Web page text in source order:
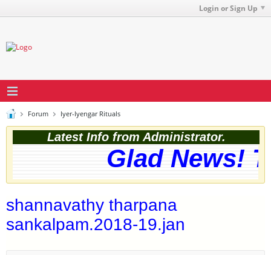
Login or Sign Up
Forum Iyer-Iyengar Rituals
Latest Info from Administrator.
Glad News!
shannavathy tharpana
sankalpam.2018-19.jan